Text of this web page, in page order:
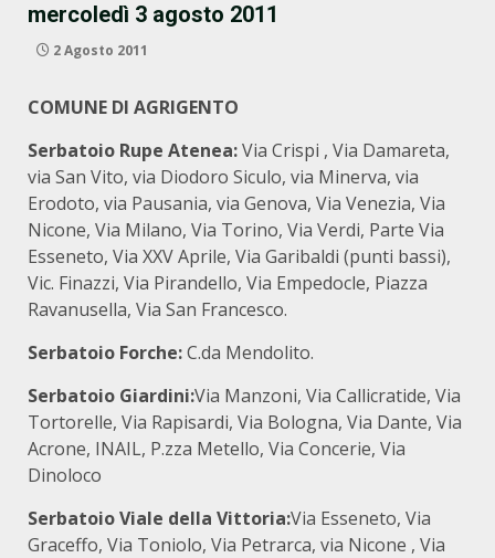
mercoledì 3 agosto 2011
2 Agosto 2011
COMUNE DI AGRIGENTO
Serbatoio Rupe Atenea:Via Crispi , Via Damareta,
via San Vito, via Diodoro Siculo, via Minerva, via
Erodoto, via Pausania, via Genova, Via Venezia, Via
Nicone, Via Milano, Via Torino, Via Verdi, Parte Via
Esseneto, Via XXV Aprile, Via Garibaldi (punti bassi),
Vic. Finazzi, Via Pirandello, Via Empedocle, Piazza
Ravanusella, Via San Francesco.
Serbatoio Forche:C.da Mendolito.
Serbatoio Giardini:Via Manzoni, Via Callicratide, Via
Tortorelle, Via Rapisardi, Via Bologna, Via Dante, Via
Acrone, INAIL, P.zza Metello, Via Concerie, Via
Dinoloco
Serbatoio Viale della Vittoria:Via Esseneto, Via
Graceffo, Via Toniolo, Via Petrarca, via Nicone , Via